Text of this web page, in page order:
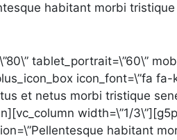
habitant morbi
tablet_portrait=\”60\”
icon_font=\”fa fa-
et netus morbi tristique
width=\”1/
habitant